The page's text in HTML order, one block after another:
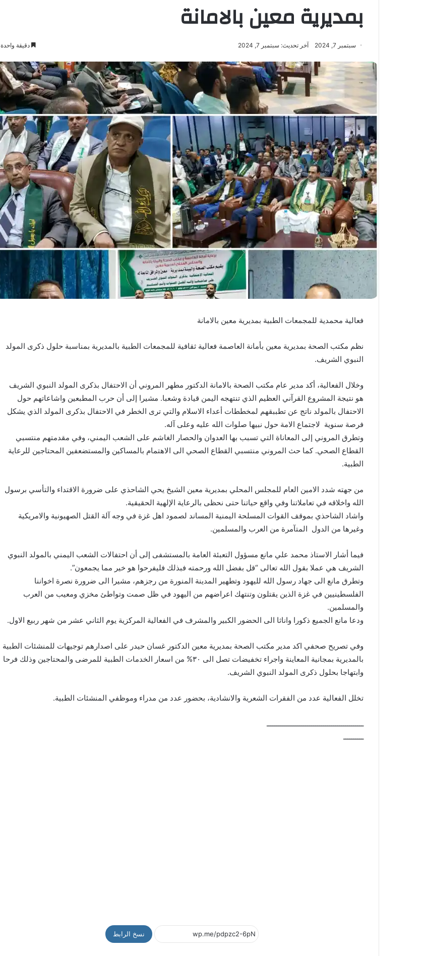
بمديرية معين بالامانة
سبتمبر 7, 2024 آخر تحديث: سبتمبر 7, 2024 دقيقة واحدة
فعالية محمدية للمجمعات الطبية بمديرية معين بالامانة
نظم مكتب الصحة بمديرية معين بأمانة العاصمة فعالية ثقافية للمجمعات الطبية بالمديرية بمناسبة حلول ذكرى المولد
النبوي الشريف.
وخلال الفعالية، أكد مدير عام مكتب الصحة بالامانة الدكتور مطهر المروني أن الاحتفال بذكرى المولد النبوي الشريف
هو نتيجة المشروع القرآني العظيم الذي تنتهجه اليمن قيادة وشعبا. مشيرا إلى أن حرب المطبعين واشاعاتهم حول
الاحتفال بالمولد ناتج عن تطببقهم لمخططات أعداء الاسلام والتي ترى الخطر في الاحتفال بذكرى المولد الذي يشكل
فرصة سنوية لاجتماع الامة حول نبيها صلوات الله عليه وعلى آله.
وتطرق المروني إلى المعاناة التي تسبب بها العدوان والحصار الغاشم على الشعب اليمني، وفي مقدمتهم منتسبي
القطاع الصحي. كما حث المروني منتسبي القطاع الصحي الى الاهتمام بالمساكين والمستضعفين المحتاجين للرعاية
الطبية.
من جهته شدد الامين العام للمجلس المحلي بمديرية معين الشيخ يحي الشاحذي على ضرورة الاقتداء والتأسي برسول
الله واخلاقه في تعاملاتنا وفي واقع حياتنا حتى نحظى بالرعاية الإلهية الحقيقية.
واشاد الشاحذي بموقف القوات المسلحة اليمنية المساند لصمود اهل غزة في وجه آلة القتل الصهيونية والامريكية
وغيرها من الدول المتآمرة من العرب والمسلمين.
فيما أشار الاستاذ محمد علي مانع مسؤول التعبئة العامة بالمستشفى إلى أن احتفالات الشعب اليمني بالمولد النبوي
الشريف هي عملا بقول الله تعالى “قل بفضل الله ورحمته فبذلك فليفرحوا هو خير مما يجمعون”.
وتطرق مانع الى جهاد رسول الله لليهود وتطهير المدينة المنورة من رجزهم، مشيرا الى ضرورة نصرة اخواننا
الفلسطينيين في غزة الذين يقتلون وتنتهك اعراضهم من اليهود في ظل صمت وتواطئ مخزي ومعيب من العرب
والمسلمين.
ودعا مانع الجميع ذكورا واناثا الى الحضور الكبير والمشرف في الفعالية المركزية يوم الثاني عشر من شهر ربيع الاول.
وفي تصريح صحفي اكد مدير مكتب الصحة بمديرية معين الدكتور غسان حيدر على اصدارهم توجيهات للمنشئات الطبية
بالمديرية بمجانية المعاينة واجراء تخفيضات تصل الى ٣٠% من اسعار الخدمات الطبية للمرضى والمحتاجين وذلك فرحا
وابتهاجا بحلول ذكرى المولد النبوي الشريف.
تخلل الفعالية عدد من الفقرات الشعرية والانشادية، بحضور عدد من مدراء وموظفي المنشئات الطبية.
ــــــــــــــــــــــــــــــــــــــــــــــــ
ــــــــــ
نسخ الرابط